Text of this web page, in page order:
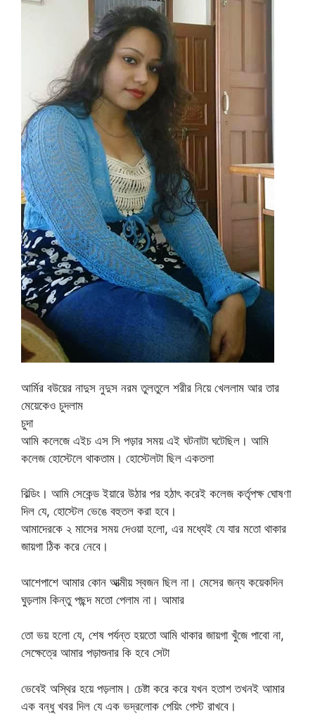
আর্মির বউয়ের নাদুস নুদুস নরম তুলতুলে শরীর নিয়ে খেললাম আর তার
মেয়েকেও চুদলাম
চুদা
আমি কলেজে এইচ এস সি পড়ার সময় এই ঘটনাটা ঘটেছিল। আমি
কলেজ হোস্টেলে থাকতাম। হোস্টেলটা ছিল একতলা
বিল্ডিং। আমি সেকেন্ড ইয়ারে উঠার পর হঠাৎ করেই কলেজ কর্তৃপক্ষ ঘোষণা
দিল যে, হোস্টেল ভেঙে বহুতল করা হবে।
আমাদেরকে ২ মাসের সময় দেওয়া হলো, এর মধ্যেই যে যার মতো থাকার
জায়গা ঠিক করে নেবে।
আশেপাশে আমার কোন আত্মীয় স্বজন ছিল না। মেসের জন্য কয়েকদিন
ঘুড়লাম কিন্তু পছন্দ মতো পেলাম না। আমার
তো ভয় হলো যে, শেষ পর্যন্ত হয়তো আমি থাকার জায়গা খুঁজে পাবো না,
সেক্ষেত্রে আমার পড়াশুনার কি হবে সেটা
ভেবেই অস্থির হয়ে পড়লাম। চেষ্টা করে করে যখন হতাশ তখনই আমার
এক বন্ধু খবর দিল যে এক ভদ্রলোক পেয়িং গেস্ট রাখবে।